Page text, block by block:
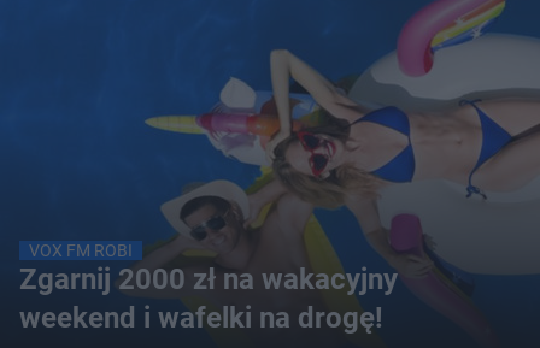
VOX FM ROBI
Zgarnij 2000 zł na wakacyjny
weekend i wafelki na drogę!